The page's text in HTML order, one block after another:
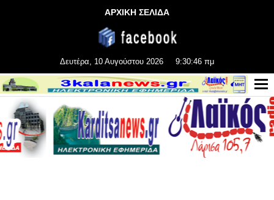
ΑΡΧΙΚΗ ΣΕΛΙΔΑ
Δευτέρα, 10 Αυγούστου 2026 9:30:47 πμ